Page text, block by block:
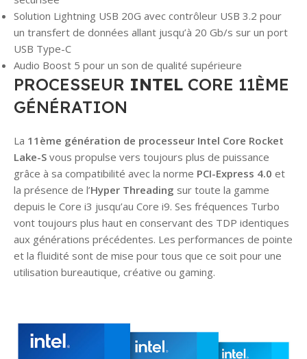
Solution Lightning USB 20G avec contrôleur USB 3.2 pour
un transfert de données allant jusqu’à 20 Gb/s sur un port
USB Type-C
Audio Boost 5 pour un son de qualité supérieure
PROCESSEUR INTEL CORE 11ÈME
GÉNÉRATION
La 11ème génération de processeur Intel Core Rocket
Lake-S vous propulse vers toujours plus de puissance
grâce à sa compatibilité avec la norme PCI-Express 4.0 et
la présence de l’Hyper Threading sur toute la gamme
depuis le Core i3 jusqu’au Core i9. Ses fréquences Turbo
vont toujours plus haut en conservant des TDP identiques
aux générations précédentes. Les performances de pointe
et la fluidité sont de mise pour tous que ce soit pour une
utilisation bureautique, créative ou gaming.